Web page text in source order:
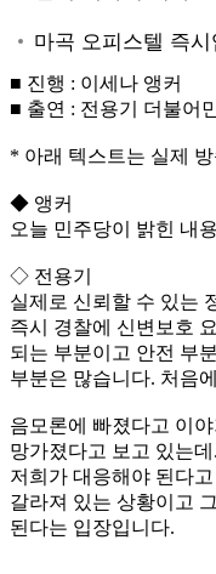
■ 진행 : 이세나 앵커
■ 출연 : 전용기 더불어
* 아래 텍스트는 실제
◆ 앵커
오늘 민주당이 밝힌 내
◇ 전용기
실제로 신뢰할 수 있는
즉시 경찰에 신변보호
되는 부분이고 안전 부
부분은 많습니다. 처음
음모론에 빠졌다고 이
망가졌다고 보고 있는
저희가 대응해야 된다
갈라져 있는 상황이고
된다는 입장입니다.